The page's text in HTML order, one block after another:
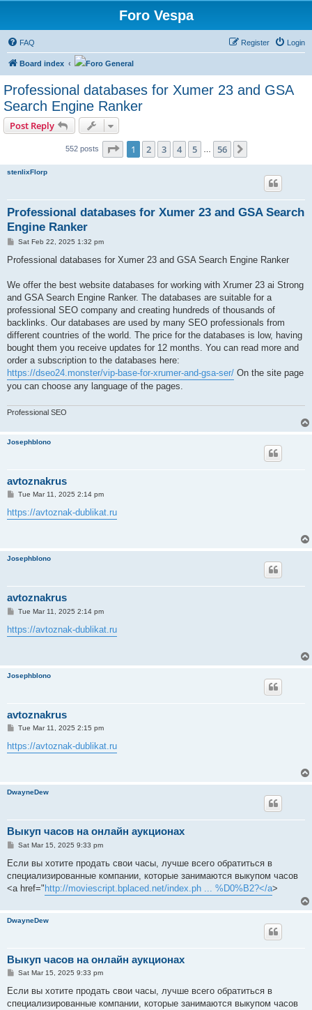
Foro Vespa
FAQ Login
Register
Board index Foro General
Professional databases for Xumer 23 and GSA
Search Engine Ranker
Post Reply
552 posts Page 1of 56
1 2 3 4 5 56
stenlixFlorp
Professional databases for Xumer 23 and GSA Search
Engine Ranker
P
s
Sat Feb 22, 2025 1:32 pm
Professional databases for Xumer 23 and GSA Search Engine Ranker
We offer the best website databases for working with Xrumer 23 ai Strong
and GSA Search Engine Ranker. The databases are suitable for a
professional SEO company and creating hundreds of thousands of
backlinks. Our databases are used by many SEO professionals from
different countries of the world. The price for the databases is low, having
bought them you receive updates for 12 months. You can read more and
order a subscription to the databases here:
https://dseo24.monster/vip-base-for-xrumer-and-gsa-ser/ On the site page
you can choose any language of the pages.
Professional SEO
Josephblono
avtoznakrus
P
s
t
Tue Mar 11, 2025 2:14 pm
https://avtoznak-dublikat.ru
Josephblono
avtoznakrus
P
s
t
Tue Mar 11, 2025 2:14 pm
https://avtoznak-dublikat.ru
Josephblono
avtoznakrus
P
s
t
Tue Mar 11, 2025 2:15 pm
https://avtoznak-dublikat.ru
DwayneDew
Выкуп часов на онлайн аукционах
P
s
Sat Mar 15, 2025 9:33 pm
Если вы хотите продать свои часы, лучше всего обратиться в
специализированные компании, которые занимаются выкупом часов
<a href=" http://moviescript.bplaced.net/index.ph ... %D0%B2?</a>
DwayneDew
Выкуп часов на онлайн аукционах
P
s
Sat Mar 15, 2025 9:33 pm
Если вы хотите продать свои часы, лучше всего обратиться в
специализированные компании, которые занимаются выкупом часов